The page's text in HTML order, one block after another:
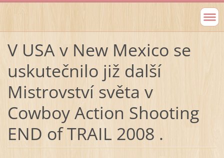
V USA v New Mexico se
uskutečnilo již další
Mistrovství světa v
Cowboy Action Shooting
END of TRAIL 2008 .